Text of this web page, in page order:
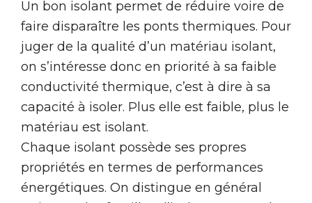
Un bon isolant permet de réduire voire de
faire disparaître les ponts thermiques. Pour
juger de la qualité d’un matériau isolant,
on s’intéresse donc en priorité à sa faible
conductivité thermique, c’est à dire à sa
capacité à isoler. Plus elle est faible, plus le
matériau est isolant.
Chaque isolant possède ses propres
propriétés en termes de performances
énergétiques. On distingue en général